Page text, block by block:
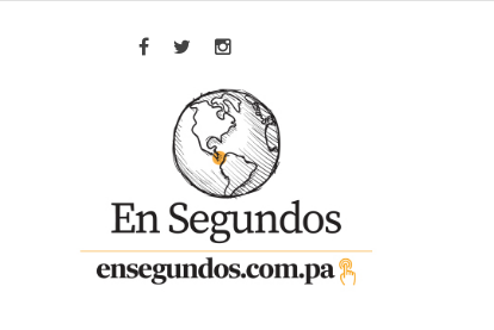
Facebook
TwitterInstagram